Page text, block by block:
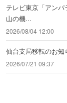
テレビ東京「アン
山の機...
2026/08/04 12:00
仙台支局移転のお
2026/07/21 09:37